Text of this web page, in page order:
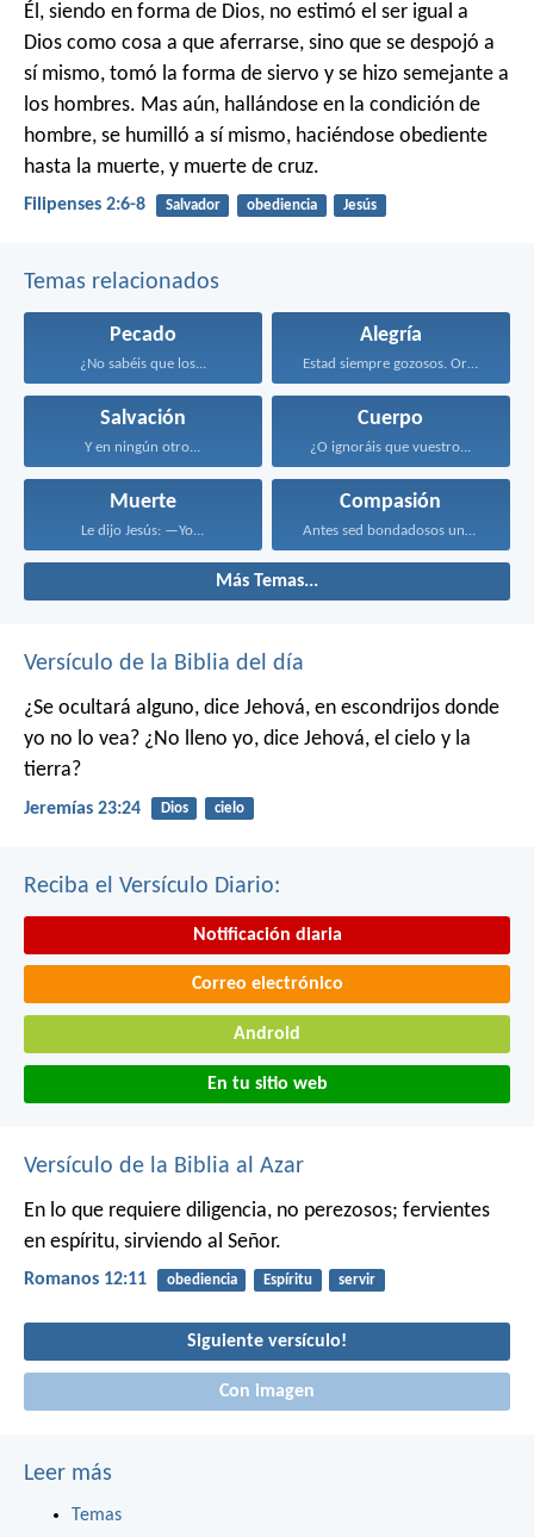
Él, siendo en forma de Dios, no estimó el ser igual a
Dios como cosa a que aferrarse, sino que se despojó a
sí mismo, tomó la forma de siervo y se hizo semejante a
los hombres. Mas aún, hallándose en la condición de
hombre, se humilló a sí mismo, haciéndose obediente
hasta la muerte, y muerte de cruz.
Filipenses 2:6-8 Salvador obediencia Jesús
Temas relacionados
Pecado
¿No sabéis que los...
Alegría
Estad siempre gozosos. Orad...
Salvación
Y en ningún otro...
Cuerpo
¿O ignoráis que vuestro...
Muerte
Le dijo Jesús: —Yo...
Compasión
Antes sed bondadosos unos...
Más Temas...
Versículo de la Biblia del día
¿Se ocultará alguno, dice Jehová, en escondrijos donde
yo no lo vea? ¿No lleno yo, dice Jehová, el cielo y la
tierra?
Jeremías 23:24 Dios cielo
Reciba el Versículo Diario:
Notificación diaria
Correo electrónico
Android
En tu sitio web
Versículo de la Biblia al Azar
En lo que requiere diligencia, no perezosos; fervientes
en espíritu, sirviendo al Señor.
Romanos 12:11 obediencia Espíritu servir
Siguiente versículo!
Con imagen
Leer más
Temas